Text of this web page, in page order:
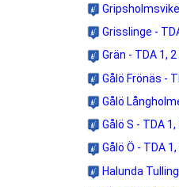
Grisslinge -
Grän - TDA 1, 2
Gålö Frönäs -
Gålö
Gålö S - TDA 1,
Gålö Ö - TDA 1,
Halunda